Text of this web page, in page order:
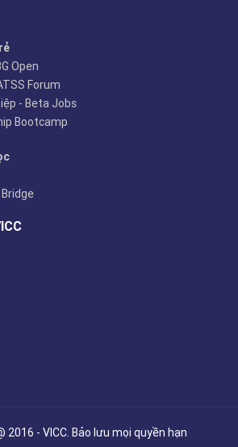
Open
Forum
- Beta Jobs
Bootcamp
2016 - VICC. Bảo lưu mọi quyền hạn